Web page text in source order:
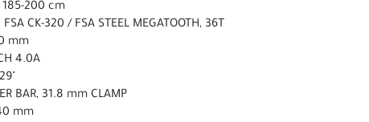
185-200 cm
FSA CK-320 / FSA STEEL MEGATOOTH, 36T
mm
4.0A
BAR, 31.8 mm CLAMP
mm